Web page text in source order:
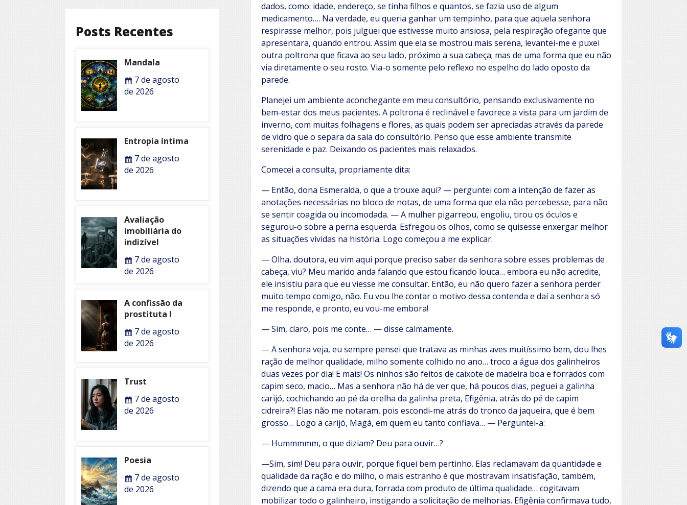
dados, como: idade, endereço, se tinha filhos e quantos, se fazia uso de algum
medicamento…. Na verdade, eu queria ganhar um tempinho, para que aquela senhora
respirasse melhor, pois julguei que estivesse muito ansiosa, pela respiração ofegante que
apresentara, quando entrou. Assim que ela se mostrou mais serena, levantei-me e puxei
outra poltrona que ficava ao seu lado, próximo a sua cabeça; mas de uma forma que eu não
via diretamente o seu rosto. Via-o somente pelo reflexo no espelho do lado oposto da
parede.
Planejei um ambiente aconchegante em meu consultório, pensando exclusivamente no
bem-estar dos meus pacientes. A poltrona é reclinável e favorece a vista para um jardim de
inverno, com muitas folhagens e flores, as quais podem ser apreciadas através da parede
de vidro que o separa da sala do consultório. Penso que esse ambiente transmite
serenidade e paz. Deixando os pacientes mais relaxados.
Comecei a consulta, propriamente dita:
— Então, dona Esmeralda, o que a trouxe aqui? — perguntei com a intenção de fazer as
anotações necessárias no bloco de notas, de uma forma que ela não percebesse, para não
se sentir coagida ou incomodada. — A mulher pigarreou, engoliu, tirou os óculos e
segurou-o sobre a perna esquerda. Esfregou os olhos, como se quisesse enxergar melhor
as situações vividas na história. Logo começou a me explicar:
— Olha, doutora, eu vim aqui porque preciso saber da senhora sobre esses problemas de
cabeça, viu? Meu marido anda falando que estou ficando louca… embora eu não acredite,
ele insistiu para que eu viesse me consultar. Então, eu não quero fazer a senhora perder
muito tempo comigo, não. Eu vou lhe contar o motivo dessa contenda e daí a senhora só
me responde, e pronto, eu vou-me embora!
— Sim, claro, pois me conte… — disse calmamente.
— A senhora veja, eu sempre pensei que tratava as minhas aves muitíssimo bem, dou lhes
ração de melhor qualidade, milho somente colhido no ano… troco a água dos galinheiros
duas vezes por dia! E mais! Os ninhos são feitos de caixote de madeira boa e forrados com
capim seco, macio… Mas a senhora não há de ver que, há poucos dias, peguei a galinha
carijó, cochichando ao pé da orelha da galinha preta, Efigênia, atrás do pé de capim
cidreira?! Elas não me notaram, pois escondi-me atrás do tronco da jaqueira, que é bem
grosso… Logo a carijó, Magá, em quem eu tanto confiava… — Perguntei-a:
— Hummmmm, o que diziam? Deu para ouvir…?
—Sim, sim! Deu para ouvir, porque fiquei bem pertinho. Elas reclamavam da quantidade e
qualidade da ração e do milho, o mais estranho é que mostravam insatisfação, também,
dizendo que a cama era dura, forrada com produto de última qualidade… cogitavam
mobilizar todo o galinheiro, instigando a solicitação de melhorias. Efigênia confirmava tudo,
Posts Recentes
Mandala
7 de agosto
de 2026
Entropia íntima
7 de agosto
de 2026
Avaliação
imobiliária do
indizível
7 de agosto
de 2026
A confissão da
prostituta I
7 de agosto
de 2026
Trust
7 de agosto
de 2026
Poesia
7 de agosto
de 2026